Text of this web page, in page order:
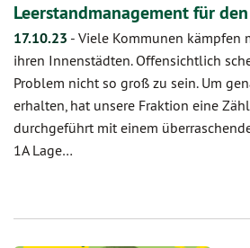
Leerstandmanagement für
17.10.23 - Viele Kommunen kämpfen
ihren Innenstädten. Offensichtlich
Problem nicht so groß zu sein. Um
erhalten, hat unsere Fraktion eine
durchgeführt mit einem
1A Lage…